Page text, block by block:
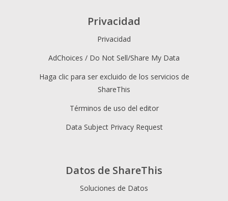
Datos de ShareThis
Soluciones de Datos
Privacidad
Privacidad
AdChoices / Do Not Sell/Share My Data
Haga clic para ser excluido de los servicios de
ShareThis
Términos de uso del editor
Data Subject Privacy Request